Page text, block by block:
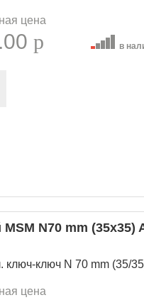
цена
p в
N70 mm (35х35)
ключ N 70 mm (35/
цена